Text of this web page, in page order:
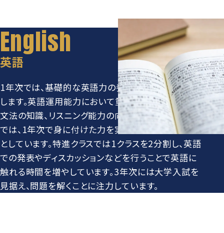
豊山生の一日
生徒座談会
学校案内パンフレット
学則
スポーツコース
年間行事
制服紹介
部活動
生徒座談会
学校案内パンフレット
学則
進路新聞Compass
活躍するOB
英語
1年次では、基礎的な英語力の養成とその定着を目指
します。英語運用能力において重要な単語力や正しい
文法の知識、リスニング能力の向上を図ります。2年次
では、1年次で身に付けた力を実際に使うことを目標
としています。特進クラスでは1クラスを2分割し、英語
での発表やディスカッションなどを行うことで英語に
触れる時間を増やしています。3年次には大学入試を
見据え、問題を解くことに注力しています。